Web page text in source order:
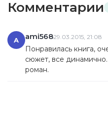
Комментарии
A ami56829.03.2015, 21:08
Понравилась книга,
сюжет, все
роман.